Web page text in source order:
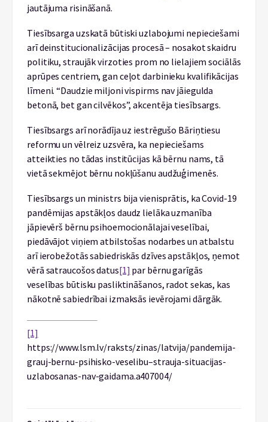
jautājuma risināšanā.
Tiesībsarga uzskatā būtiski uzlabojumi nepieciešami
arī deinstitucionalizācijas procesā – nosakot skaidru
politiku, straujāk virzoties prom no lielajiem sociālās
aprūpes centriem, gan ceļot darbinieku kvalifikācijas
līmeni. “Daudzie miljoni vispirms nav jāiegulda
betonā, bet gan cilvēkos”, akcentēja tiesībsargs.
Tiesībsargs arī norādīja uz iestrēgušo Bāriņtiesu
reformu un vēlreiz uzsvēra, ka nepieciešams
atteikties no tādas institūcijas kā bērnu nams, tā
vietā sekmējot bērnu nokļūšanu audžuģimenēs.
Tiesībsargs un ministrs bija vienisprātis, ka Covid-19
pandēmijas apstākļos daudz lielāka uzmanība
jāpievērš bērnu psihoemocionālajai veselībai,
piedāvājot viņiem atbilstošas nodarbes un atbalstu
arī ierobežotās sabiedriskās dzīves apstākļos, ņemot
vērā satraucošos datus[1] par bērnu garīgās
veselības būtisku pasliktināšanos, radot sekas, kas
nākotnē sabiedrībai izmaksās ievērojami dārgāk.
[1]
https://www.lsm.lv/raksts/zinas/latvija/pandemija-
grauj-bernu-psihisko-veselibu–strauja-situacijas-
uzlabosanas-nav-gaidama.a407004/